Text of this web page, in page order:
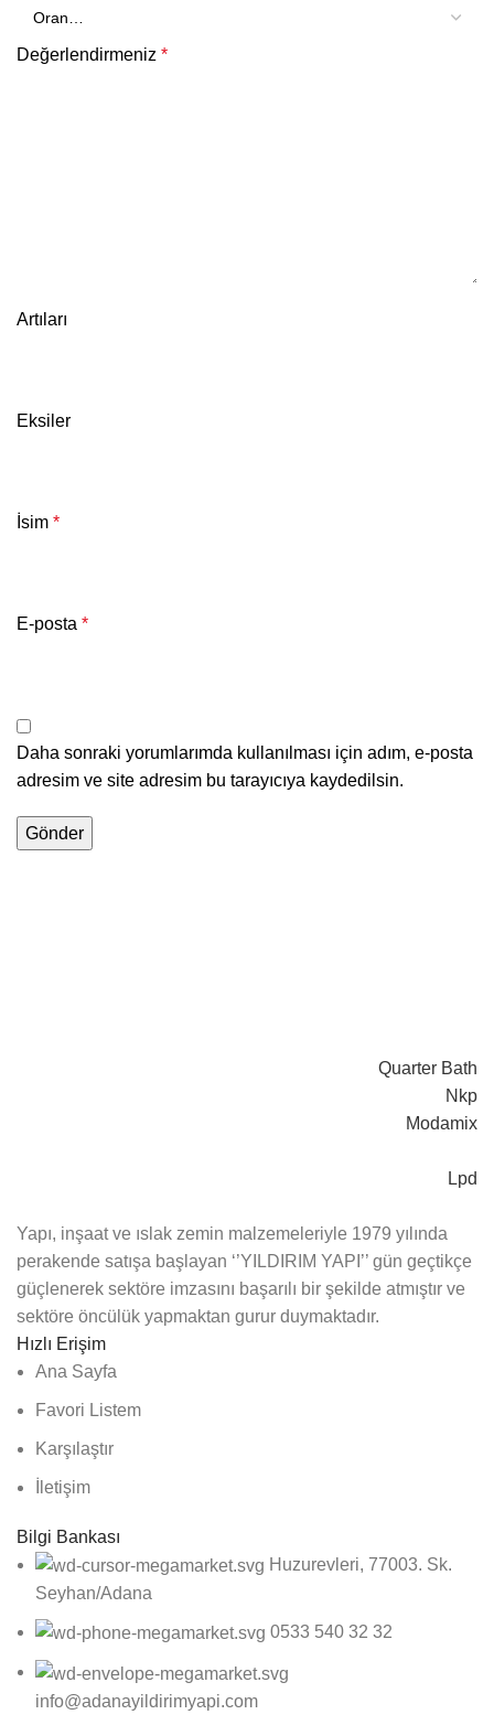
Değerlendirmeniz *
Artıları
Eksiler
İsim *
E-posta *
Daha sonraki yorumlarımda kullanılması için adım, e-posta
adresim ve site adresim bu tarayıcıya kaydedilsin.
Quarter Bath
Nkp
Modamix
Lpd
Yapı, inşaat ve ıslak zemin malzemeleriyle 1979 yılında
perakende satışa başlayan ‘’YILDIRIM YAPI’’ gün geçtikçe
güçlenerek sektöre imzasını başarılı bir şekilde atmıştır ve
sektöre öncülük yapmaktan gurur duymaktadır.
Hızlı Erişim
Ana Sayfa
Favori Listem
Karşılaştır
İletişim
Bilgi Bankası
Huzurevleri, 77003. Sk.
Seyhan/Adana
0533 540 32 32
info@adanayildirimyapi.com